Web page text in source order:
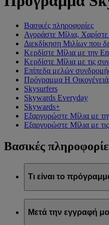
Βασικές πληροφορίες
Αγοράστε Μίλια,
Διεκδίκηση Μιλίων που
Κερδίστε Μίλια με την
Κερδίστε Μίλια με τις
Επίπεδα μελών
Πρόγραμμα Η
Skysurfers
Skywards Everyday
Skywards+
Εξαργυρώστε Μίλια με
Εξαργυρώστε Μίλια με
Βασικές
Τι είναι το
Το πρόγραμμα Emirates
Προσφέρει στα μέλη του
Μετά την εγγραφή